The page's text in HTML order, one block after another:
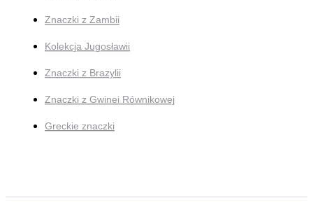
Znaczki z Zambii
Kolekcja Jugosławii
Znaczki z Brazylii
Znaczki z Gwinei Równikowej
Greckie znaczki